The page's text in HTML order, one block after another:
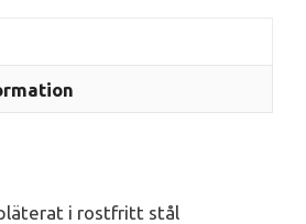
i rostfritt stål